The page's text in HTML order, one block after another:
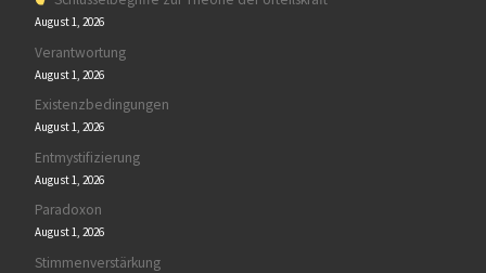
August 1, 2026
Verantwortung
August 1, 2026
Existenzbedingungen
August 1, 2026
Entmystifizierung
August 1, 2026
Paradoxon
August 1, 2026
Stimmenverstärkung